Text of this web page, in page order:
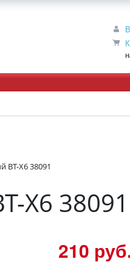
BT-X6 38091
X6 38091
210